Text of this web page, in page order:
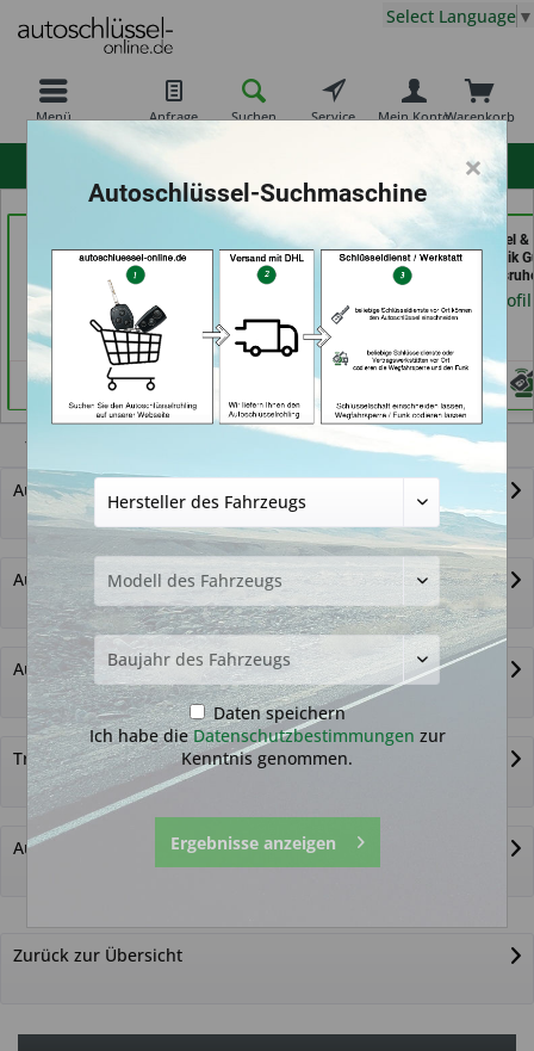
Menü Anfrage Suchen Service Warenkorb
Mein Konto
Select Language ▼
Zimmermann (in
Würzburg)
Händlerprofil
Demuro Schuh &
Schlüsseldienst (in
Grevenbroich)
Aba Schlüssel &
Sicherheitstechnik
GmbH (in
Händlerprofil
Ypsilon
Autoschlüssel mit Funk
Autoschlüssel ohne Funk
Autoschlüsselgehäuse und Zubehör
Transponder
Autoschlüssel nicht gefunden?
Zurück zur Übersicht
×
Autoschlüssel-Suchmaschine
Daten speichern
Ich habe dieDatenschutzbestimmungen zur
Kenntnis genommen.
Ergebnisse anzeigen